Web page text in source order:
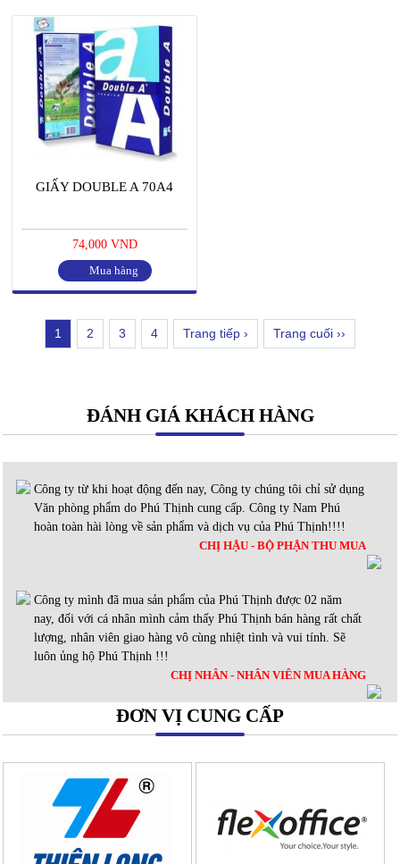
GIẤY DOUBLE A 70A4
74,000 VND
Mua hàng
1 2 3 4 Trang tiếp › Trang cuối ››
ĐÁNH GIÁ KHÁCH HÀNG
Công ty từ khi hoạt động đến nay, Công ty chúng tôi chỉ sử dụng
Văn phòng phẩm do Phú Thịnh cung cấp. Công ty Nam Phú
hoàn toàn hài lòng về sản phẩm và dịch vụ của Phú Thịnh!!!!
CHỊ HẬU - BỘ PHẬN THU MUA
Công ty mình đã mua sản phẩm của Phú Thịnh được 02 năm
nay, đối với cá nhân mình cảm thấy Phú Thịnh bán hàng rất chất
lượng, nhân viên giao hàng vô cùng nhiệt tình và vui tính. Sẽ
luôn ủng hộ Phú Thịnh !!!
CHỊ NHÂN - NHÂN VIÊN MUA HÀNG
ĐƠN VỊ CUNG CẤP